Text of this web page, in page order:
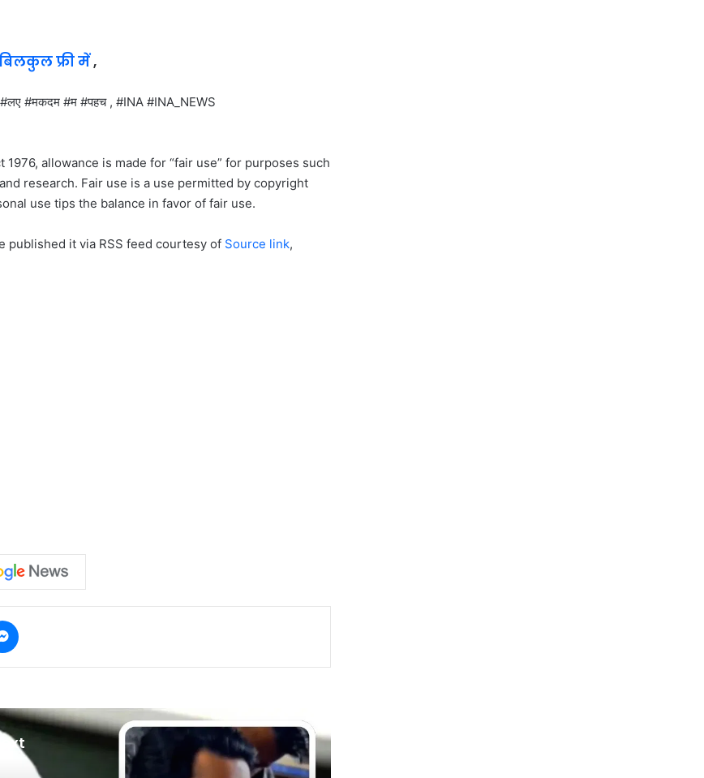
फ्री में,
#मकदम #म #पहच , #INA #INA_NEWS
allowance is made for “fair use” for purposes such
research. Fair use is a use permitted by copyright
use tips the balance in favor of fair use.
published it via RSS feed courtesy of Source link,